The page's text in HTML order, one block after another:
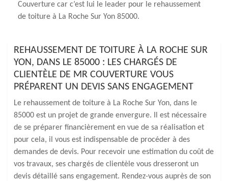
Couverture car c’est lui le leader pour le rehaussement
de toiture à La Roche Sur Yon 85000.
REHAUSSEMENT DE TOITURE À LA ROCHE SUR
YON, DANS LE 85000 : LES CHARGÉS DE
CLIENTÈLE DE MR COUVERTURE VOUS
PRÉPARENT UN DEVIS SANS ENGAGEMENT
Le rehaussement de toiture à La Roche Sur Yon, dans le
85000 est un projet de grande envergure. Il est nécessaire
de se préparer financièrement en vue de sa réalisation et
pour cela, il vous est indispensable de procéder à des
demandes de devis. Pour recevoir une estimation du coût de
vos travaux, ses chargés de clientèle vous dresseront un
devis détaillé sans engagement. Rendez-vous auprès de son